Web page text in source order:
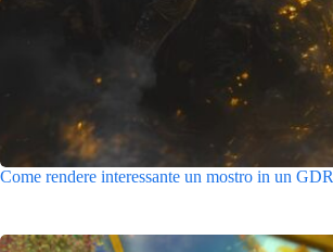
Come rendere interessante un mostro in un GDR